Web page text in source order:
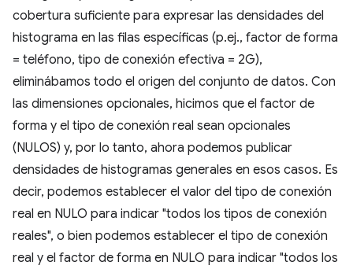
cobertura suficiente para expresar las densidades del
histograma en las filas específicas (p.ej., factor de forma
= teléfono, tipo de conexión efectiva = 2G),
eliminábamos todo el origen del conjunto de datos. Con
las dimensiones opcionales, hicimos que el factor de
forma y el tipo de conexión real sean opcionales
(NULOS) y, por lo tanto, ahora podemos publicar
densidades de histogramas generales en esos casos. Es
decir, podemos establecer el valor del tipo de conexión
real en NULO para indicar "todos los tipos de conexión
reales", o bien podemos establecer el tipo de conexión
real y el factor de forma en NULO para indicar "todos los